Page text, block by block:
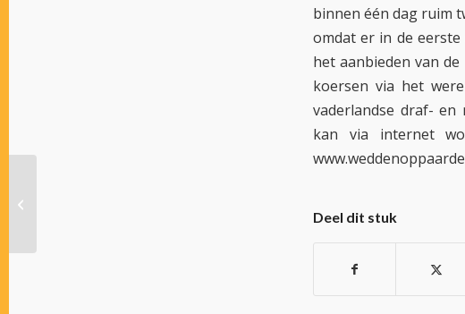
binnen één dag ruim
omdat er in de
het aanbieden van
koersen via het
vaderlandse draf- en
kan via internet
Deel dit stuk